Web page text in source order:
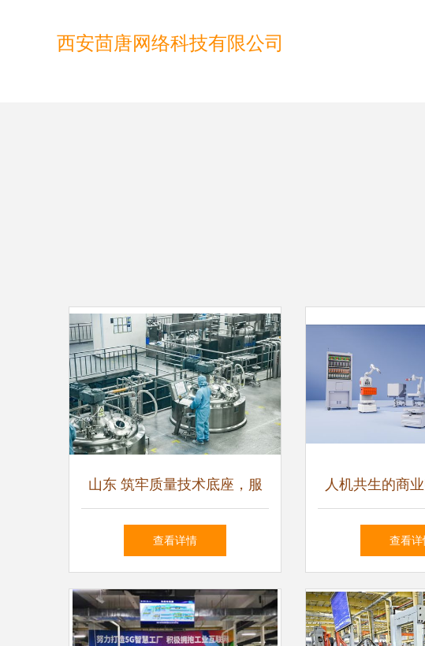
西安茴唐网络科技有限公司
山东 筑牢质量技术底座，服
务产业高质量发展
查看详情
人机共生的商
技CEO李全印谈
查看详